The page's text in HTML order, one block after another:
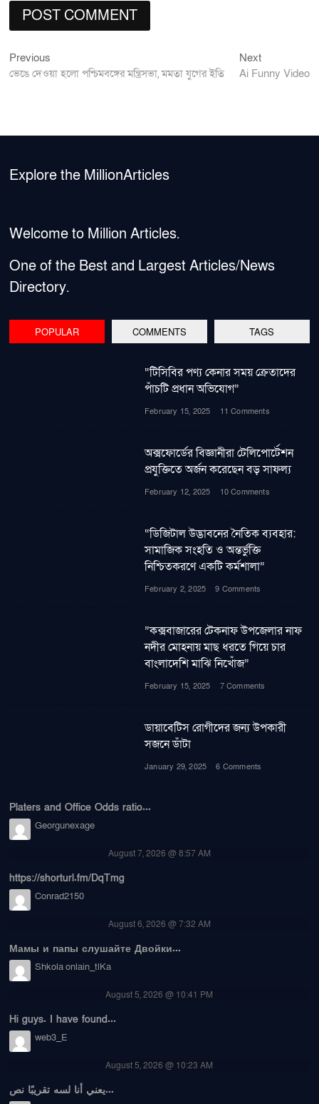
Post
Previous
post:
ভেঙে দেওয়া হলো পশ্চিমবঙ্গের মন্ত্রিসভা, মমতা যুগের ইতি
NextNext
post:
Ai Funny Video
Explore the MillionArticles
Welcome to Million Articles.
One of the Best and Largest Articles/News
Directory.
POPULAR COMMENTS TAGS
“টিসিবির পণ্য কেনার সময় ক্রেতাদের
পাঁচটি প্রধান অভিযোগ”
February 15, 2025 11 Comments
অক্সফোর্ডের বিজ্ঞানীরা টেলিপোর্টেশন
প্রযুক্তিতে অর্জন করেছেন বড় সাফল্য
February 12, 2025 10 Comments
“ডিজিটাল উদ্ভাবনের নৈতিক ব্যবহার:
সামাজিক সংহতি ও অন্তর্ভুক্তি
নিশ্চিতকরণে একটি কর্মশালা”
February 2, 2025 9 Comments
”কক্সবাজারের টেকনাফ উপজেলার নাফ
নদীর মোহনায় মাছ ধরতে গিয়ে চার
বাংলাদেশি মাঝি নিখোঁজ”
February 15, 2025 7 Comments
ডায়াবেটিস রোগীদের জন্য উপকারী
সজনে ডাঁটা
January 29, 2025 6 Comments
Platers and Office Odds ratio...
Georgunexage
August 7, 2026 @ 8:57 AM
https://shorturl.fm/DqTmg
Conrad2150
August 6, 2026 @ 7:32 AM
Мамы и папы слушайте Двойки...
Shkola onlain_tlKa
August 5, 2026 @ 10:41 PM
Hi guys. I have found...
web3_E
August 5, 2026 @ 10:23 AM
يعني أنا لسه تقريبًا نص...